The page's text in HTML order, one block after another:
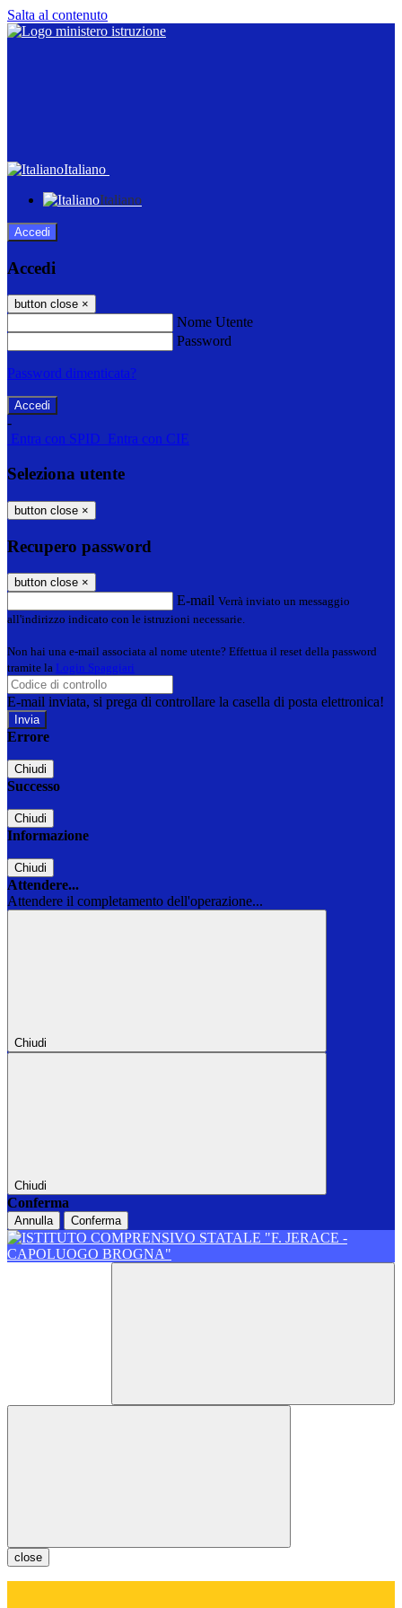
Salta al contenuto
Italiano
Italiano
Accedi
Accedi
button close ×
Nome Utente
Password
Password dimenticata?
-
Entra con SPID Entra con CIE
Seleziona utente
button close ×
Recupero password
button close ×
E-mail Verrà inviato un messaggio
all'indirizzo indicato con le istruzioni necessarie.
Non hai una e-mail associata al nome utente? Effettua il reset della password
tramite la Login Spaggiari
E-mail inviata, si prega di controllare la casella di posta elettronica!
Errore
Chiudi
Successo
Chiudi
Informazione
Chiudi
Attendere...
Attendere il completamento dell'operazione...
Chiudi
Chiudi
Conferma
Annulla Conferma
close